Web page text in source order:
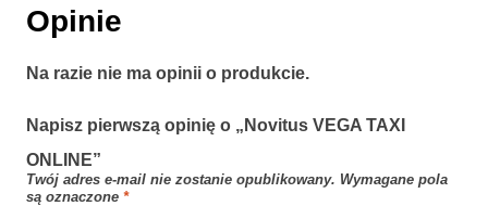
Opinie
Na razie nie ma opinii o produkcie.
Napisz pierwszą opinię o „Novitus VEGA TAXI
ONLINE”
Twój adres e-mail nie zostanie opublikowany. Wymagane pola
są oznaczone *